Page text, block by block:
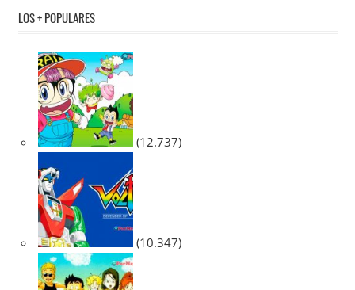
LOS + POPULARES
(12.737)
(10.347)